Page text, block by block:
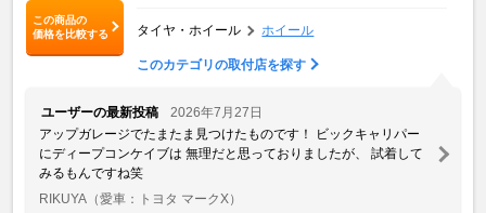
この商品の
価格を比較する
タイヤ・ホイール ホイール
このカテゴリの取付店を探す
ユーザーの最新投稿
2026年7月27日
アップガレージでたまたま見つけたものです！ ビックキャリパー
にディープコンケイブは 無理だと思っておりましたが、 試着して
みるもんですね笑
RIKUYA （愛車：トヨタ マークX）